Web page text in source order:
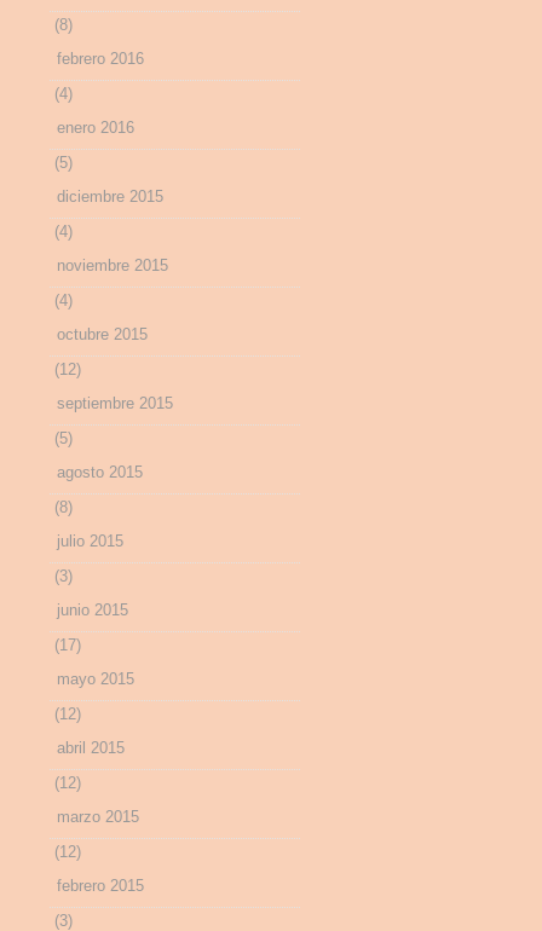
(8)
febrero 2016
(4)
enero 2016
(5)
diciembre 2015
(4)
noviembre 2015
(4)
octubre 2015
(12)
septiembre 2015
(5)
agosto 2015
(8)
julio 2015
(3)
junio 2015
(17)
mayo 2015
(12)
abril 2015
(12)
marzo 2015
(12)
febrero 2015
(3)